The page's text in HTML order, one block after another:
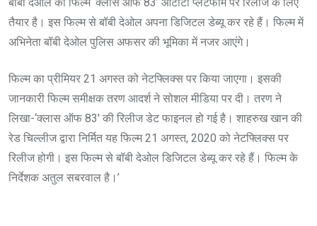
तैयार है। इस फिल्म से बॉबी देओल अपना डिजिटल डेब्यू कर रहे हैं। फिल्म में
अभिनेता बॉबी देओल पुलिस अफसर की भूमिका में नजर आएंगे।
फिल्म का प्रीमियर 21 अगस्त को नेटफ्लिक्स पर किया जाएगा। इसकी
जानकारी फिल्म समीक्षक तरण आदर्श ने सोशल मीडिया पर दी। तरण ने
लिखा-‘क्लास ऑफ 83′ की रिलीज डेट फाइनल हो गई है। शाहरुख खान की
रेड चिल्लीज द्वारा निर्मित यह फिल्म 21 अगस्त, 2020 को नेटफ्लिक्स पर
रिलीज होगी। इस फिल्म से बॉबी देओल डिजिटल डेब्यू कर रहे हैं। फिल्म के
निर्देशक अतुल सबरवाल है।’